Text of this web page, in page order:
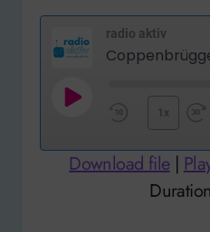
radio aktiv
Play
10
Seconds
1x
Download file|